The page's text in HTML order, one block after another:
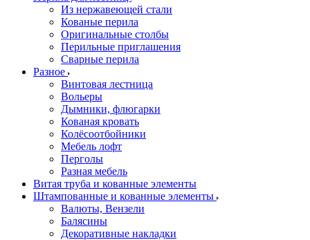
Из нержавеющей стали
Кованые перила
Оригинальные столбы
Перильные приглашения
Сварные перила
Разное
Винтовая лестница
Вольеры
Дымники, флюгарки
Кованая кровать
Колёсоотбойники
Мебель лофт
Перголы
Разная мебель
Витая труба и кованные элементы
Штампованные и кованные элементы
Валюты, Вензели
Балясины
Декоративные накладки